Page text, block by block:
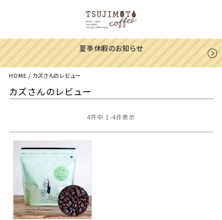
夏季休暇のお知らせ
HOME カズさんのレビュー
カズさんのレビュー
4件中 1 -4件表示